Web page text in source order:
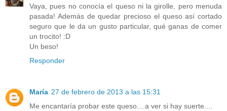
Vaya, pues no conocía el queso ni la girolle, pero menuda
pasada! Además de quedar precioso el queso así cortado
seguro que le da un gusto particular, qué ganas de comer
un trocito! :D
Un beso!
Responder
María 27 de febrero de 2013 a las 15:31
Me encantaría probar este queso....a ver si hay suerte....